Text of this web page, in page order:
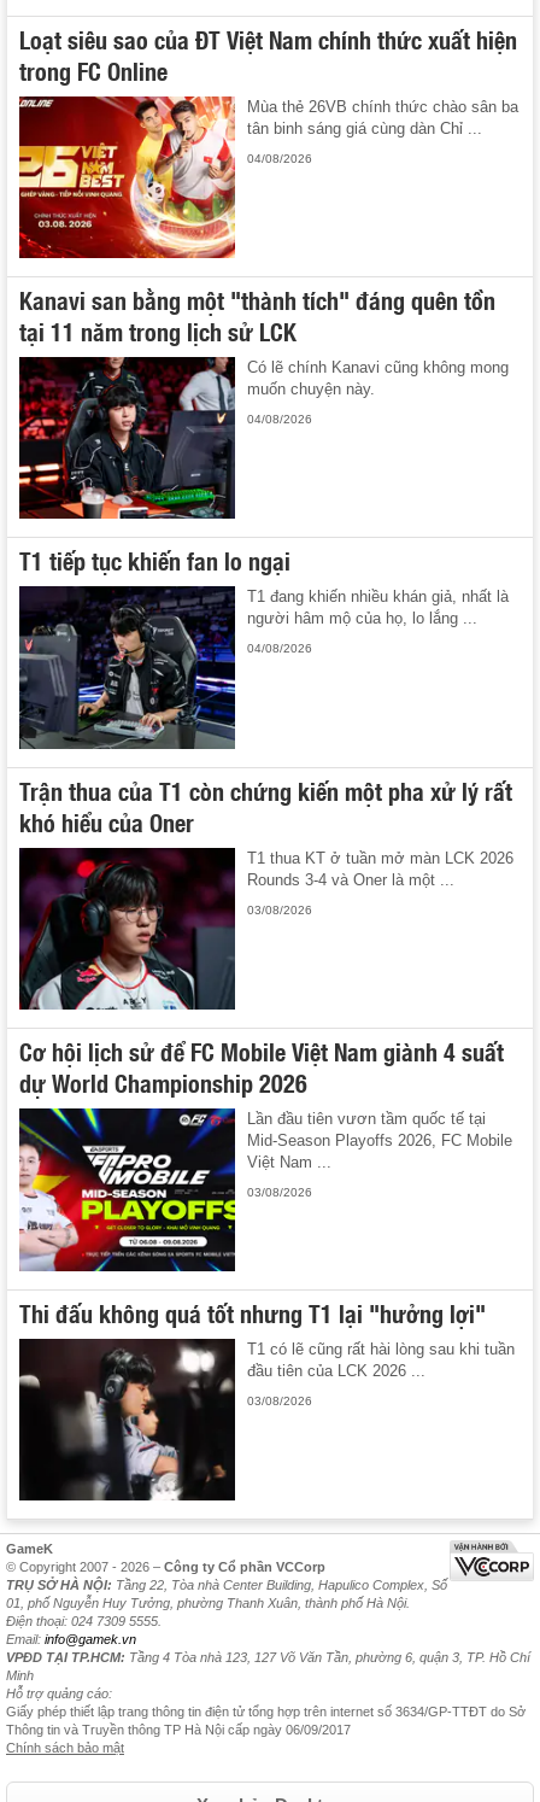
Loạt siêu sao của ĐT Việt Nam chính thức xuất hiện
trong FC Online
Mùa thẻ 26VB chính thức chào sân ba
tân binh sáng giá cùng dàn Chỉ ...
04/08/2026
Kanavi san bằng một "thành tích" đáng quên tồn
tại 11 năm trong lịch sử LCK
Có lẽ chính Kanavi cũng không mong
muốn chuyện này.
04/08/2026
T1 tiếp tục khiến fan lo ngại
T1 đang khiến nhiều khán giả, nhất là
người hâm mộ của họ, lo lắng ...
04/08/2026
Trận thua của T1 còn chứng kiến một pha xử lý rất
khó hiểu của Oner
T1 thua KT ở tuần mở màn LCK 2026
Rounds 3-4 và Oner là một ...
03/08/2026
Cơ hội lịch sử để FC Mobile Việt Nam giành 4 suất
dự World Championship 2026
Lần đầu tiên vươn tầm quốc tế tại
Mid-Season Playoffs 2026, FC Mobile
Việt Nam ...
03/08/2026
Thi đấu không quá tốt nhưng T1 lại "hưởng lợi"
T1 có lẽ cũng rất hài lòng sau khi tuần
đầu tiên của LCK 2026 ...
03/08/2026
GameK
© Copyright 2007 - 2026 – Công ty Cổ phần VCCorp
TRỤ SỞ HÀ NỘI: Tầng 22, Tòa nhà Center Building, Hapulico Complex, Số
01, phố Nguyễn Huy Tưởng, phường Thanh Xuân, thành phố Hà Nội.
Điện thoại: 024 7309 5555.
Email: info@gamek.vn
VPĐD TẠI TP.HCM: Tầng 4 Tòa nhà 123, 127 Võ Văn Tần, phường 6, quận 3, TP. Hồ Chí
Minh
Hỗ trợ quảng cáo:
Giấy phép thiết lập trang thông tin điện tử tổng hợp trên internet số 3634/GP-TTĐT do Sở
Thông tin và Truyền thông TP Hà Nội cấp ngày 06/09/2017
Chính sách bảo mật